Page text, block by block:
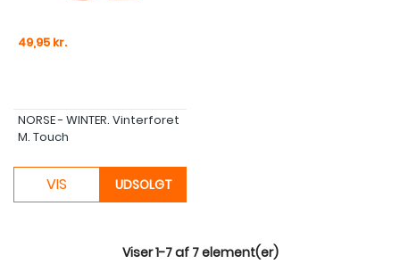
Pris
49,95 kr.
NORSE - WINTER. Vinterforet
M. Touch
VIS UDSOLGT
Viser 1-7 af 7 element(er)